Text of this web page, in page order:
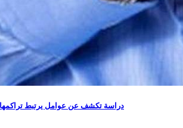
دراسة تكشف عن عوامل يرتبط تراكمها